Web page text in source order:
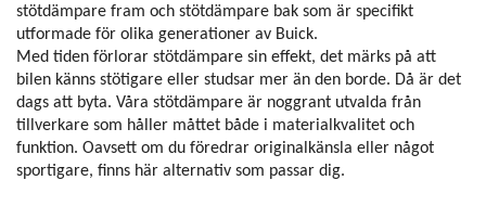
stötdämpare fram och stötdämpare bak som är specifikt
utformade för olika generationer av Buick.
Med tiden förlorar stötdämpare sin effekt, det märks på att
bilen känns stötigare eller studsar mer än den borde. Då är det
dags att byta. Våra stötdämpare är noggrant utvalda från
tillverkare som håller måttet både i materialkvalitet och
funktion. Oavsett om du föredrar originalkänsla eller något
sportigare, finns här alternativ som passar dig.